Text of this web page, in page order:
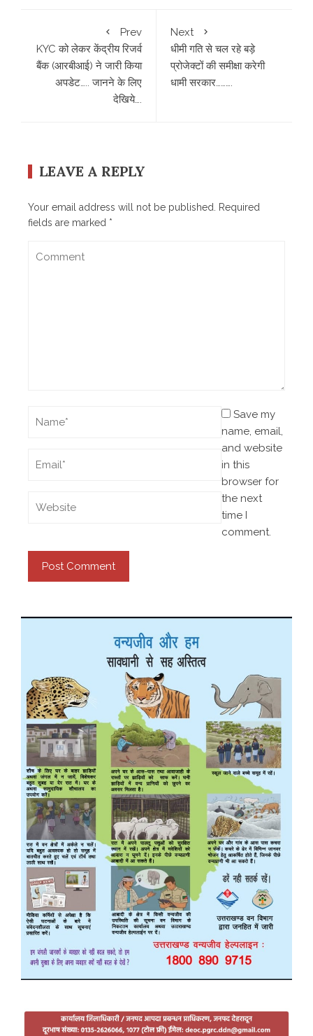
Prev
KYC को लेकर केंद्रीय रिजर्व
बैंक (आरबीआई) ने जारी किया
अपडेट….. जानने के लिए
देखिये….
Next
धीमी गति से चल रहे बड़े
प्रोजेक्टों की समीक्षा करेगी
धामी सरकार……….
LEAVE A REPLY
Your email address will not be published.
Required
fields are marked *
Save my
name, email,
and website
in this
browser for
the next
time I
comment.